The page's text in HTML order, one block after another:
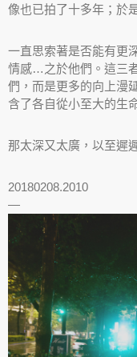
像也已拍了十多年；於
一直思索著是否能有更
情感…之於他們。這三
們，而是更多的向上漫
含了各自從小至大的生
那太深又太廣，以至遲
20180208.2010
—